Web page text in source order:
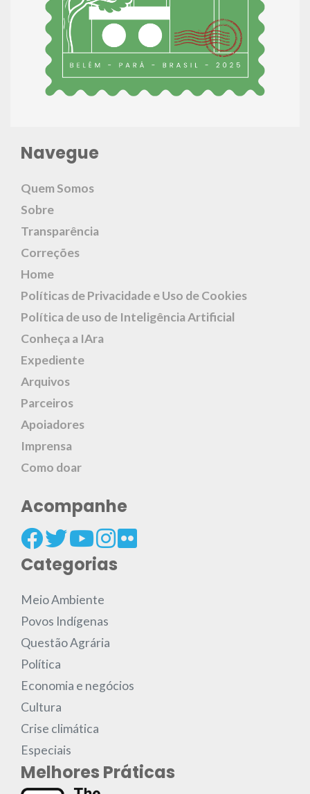
Navegue
Quem Somos
Sobre
Transparência
Correções
Home
Políticas de Privacidade e Uso de Cookies
Política de uso de Inteligência Artificial
Conheça a IAra
Expediente
Arquivos
Parceiros
Apoiadores
Imprensa
Como doar
Acompanhe
Categorias
Meio Ambiente
Povos Indígenas
Questão Agrária
Política
Economia e negócios
Cultura
Crise climática
Especiais
Melhores Práticas